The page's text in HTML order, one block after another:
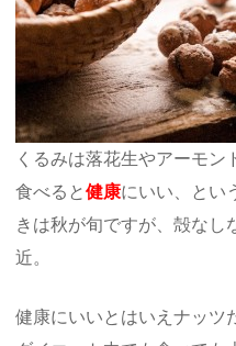
くるみは落花生やアーモン
食べると健康にいい、とい
きは秋が旬ですが、殻なし
近。
健康にいいとはいえナッツ